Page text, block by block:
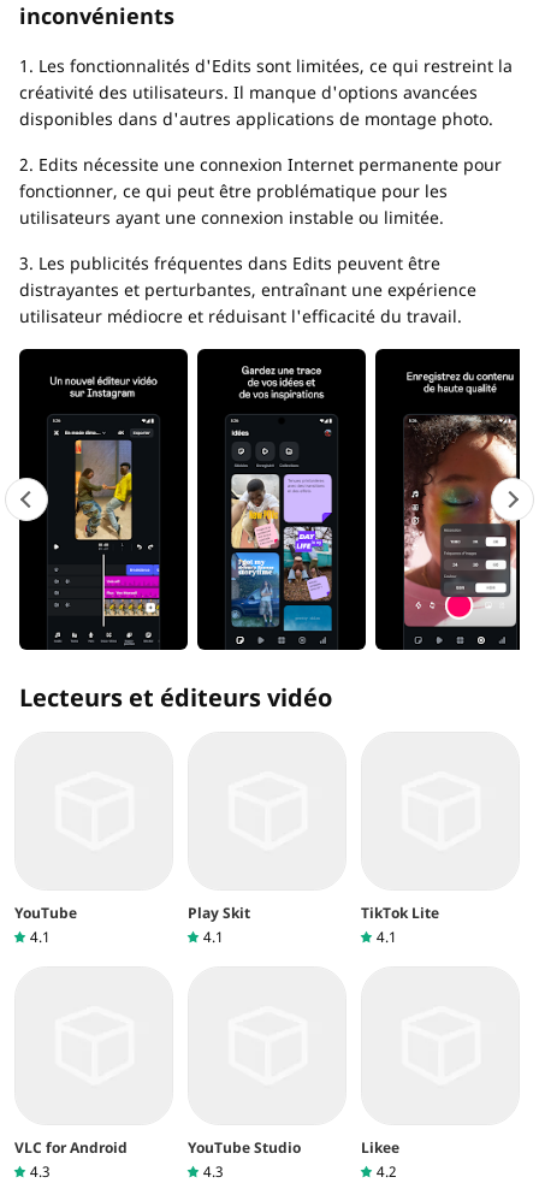
inconvénients
1. Les fonctionnalités d'Edits sont limitées, ce qui restreint la
créativité des utilisateurs. Il manque d'options avancées
disponibles dans d'autres applications de montage photo.
2. Edits nécessite une connexion Internet permanente pour
fonctionner, ce qui peut être problématique pour les
utilisateurs ayant une connexion instable ou limitée.
3. Les publicités fréquentes dans Edits peuvent être
distrayantes et perturbantes, entraînant une expérience
utilisateur médiocre et réduisant l'efficacité du travail.
Lecteurs et éditeurs vidéo
YouTube
4.1
Play Skit
4.1
TikTok Lite
4.1
VLC for Android
4.3
YouTube Studio
4.3
Likee
4.2